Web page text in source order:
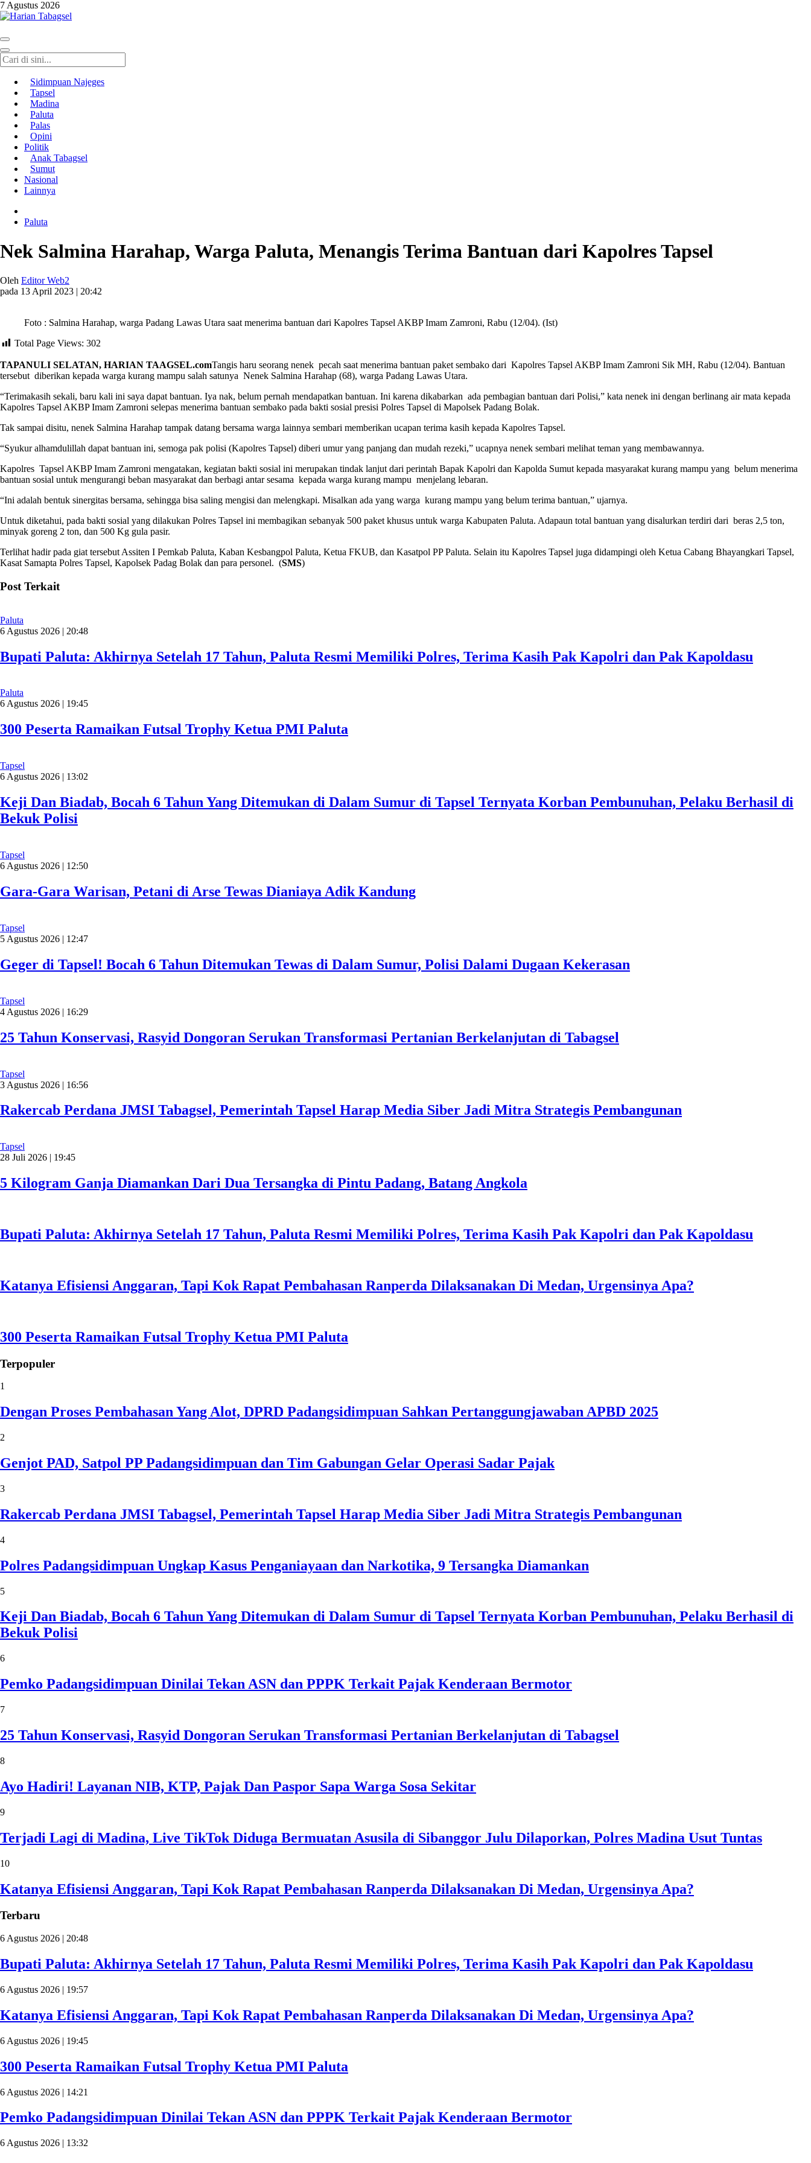
7 Agustus 2026
Sidimpuan Najeges
Tapsel
Madina
Paluta
Palas
Opini
Politik
Anak Tabagsel
Sumut
Nasional
Lainnya
Paluta
Nek Salmina Harahap, Warga Paluta, Menangis Terima Bantuan dari Kapolres Tapsel
Oleh Editor Web2
pada 13 April 2023 | 20:42
Foto : Salmina Harahap, warga Padang Lawas Utara saat menerima bantuan dari Kapolres Tapsel AKBP Imam Zamroni, Rabu (12/04). (Ist)
Total Page Views: 302
TAPANULI SELATAN, HARIAN TAAGSEL.comTangis haru seorang nenek pecah saat menerima bantuan paket sembako dari Kapolres Tapsel AKBP Imam Zamroni Sik MH, Rabu (12/04). Bantuan
tersebut diberikan kepada warga kurang mampu salah satunya Nenek Salmina Harahap (68), warga Padang Lawas Utara.
“Terimakasih sekali, baru kali ini saya dapat bantuan. Iya nak, belum pernah mendapatkan bantuan. Ini karena dikabarkan ada pembagian bantuan dari Polisi,” kata nenek ini dengan berlinang air mata kepada
Kapolres Tapsel AKBP Imam Zamroni selepas menerima bantuan sembako pada bakti sosial presisi Polres Tapsel di Mapolsek Padang Bolak.
Tak sampai disitu, nenek Salmina Harahap tampak datang bersama warga lainnya sembari memberikan ucapan terima kasih kepada Kapolres Tapsel.
“Syukur alhamdulillah dapat bantuan ini, semoga pak polisi (Kapolres Tapsel) diberi umur yang panjang dan mudah rezeki,” ucapnya nenek sembari melihat teman yang membawannya.
Kapolres Tapsel AKBP Imam Zamroni mengatakan, kegiatan bakti sosial ini merupakan tindak lanjut dari perintah Bapak Kapolri dan Kapolda Sumut kepada masyarakat kurang mampu yang belum menerima
bantuan sosial untuk mengurangi beban masyarakat dan berbagi antar sesama kepada warga kurang mampu menjelang lebaran.
“Ini adalah bentuk sinergitas bersama, sehingga bisa saling mengisi dan melengkapi. Misalkan ada yang warga kurang mampu yang belum terima bantuan,” ujarnya.
Untuk diketahui, pada bakti sosial yang dilakukan Polres Tapsel ini membagikan sebanyak 500 paket khusus untuk warga Kabupaten Paluta. Adapaun total bantuan yang disalurkan terdiri dari beras 2,5 ton,
minyak goreng 2 ton, dan 500 Kg gula pasir.
Terlihat hadir pada giat tersebut Assiten I Pemkab Paluta, Kaban Kesbangpol Paluta, Ketua FKUB, dan Kasatpol PP Paluta. Selain itu Kapolres Tapsel juga didampingi oleh Ketua Cabang Bhayangkari Tapsel,
Kasat Samapta Polres Tapsel, Kapolsek Padag Bolak dan para personel. (SMS)
Post Terkait
Paluta
6 Agustus 2026 | 20:48
Bupati Paluta: Akhirnya Setelah 17 Tahun, Paluta Resmi Memiliki Polres, Terima Kasih Pak Kapolri dan Pak Kapoldasu
Paluta
6 Agustus 2026 | 19:45
300 Peserta Ramaikan Futsal Trophy Ketua PMI Paluta
Tapsel
6 Agustus 2026 | 13:02
Keji Dan Biadab, Bocah 6 Tahun Yang Ditemukan di Dalam Sumur di Tapsel Ternyata Korban Pembunuhan, Pelaku Berhasil di
Bekuk Polisi
Tapsel
6 Agustus 2026 | 12:50
Gara-Gara Warisan, Petani di Arse Tewas Dianiaya Adik Kandung
Tapsel
5 Agustus 2026 | 12:47
Geger di Tapsel! Bocah 6 Tahun Ditemukan Tewas di Dalam Sumur, Polisi Dalami Dugaan Kekerasan
Tapsel
4 Agustus 2026 | 16:29
25 Tahun Konservasi, Rasyid Dongoran Serukan Transformasi Pertanian Berkelanjutan di Tabagsel
Tapsel
3 Agustus 2026 | 16:56
Rakercab Perdana JMSI Tabagsel, Pemerintah Tapsel Harap Media Siber Jadi Mitra Strategis Pembangunan
Tapsel
28 Juli 2026 | 19:45
5 Kilogram Ganja Diamankan Dari Dua Tersangka di Pintu Padang, Batang Angkola
Bupati Paluta: Akhirnya Setelah 17 Tahun, Paluta Resmi Memiliki Polres, Terima Kasih Pak Kapolri dan Pak Kapoldasu
Katanya Efisiensi Anggaran, Tapi Kok Rapat Pembahasan Ranperda Dilaksanakan Di Medan, Urgensinya Apa?
300 Peserta Ramaikan Futsal Trophy Ketua PMI Paluta
Terpopuler
1
Dengan Proses Pembahasan Yang Alot, DPRD Padangsidimpuan Sahkan Pertanggungjawaban APBD 2025
2
Genjot PAD, Satpol PP Padangsidimpuan dan Tim Gabungan Gelar Operasi Sadar Pajak
3
Rakercab Perdana JMSI Tabagsel, Pemerintah Tapsel Harap Media Siber Jadi Mitra Strategis Pembangunan
4
Polres Padangsidimpuan Ungkap Kasus Penganiayaan dan Narkotika, 9 Tersangka Diamankan
5
Keji Dan Biadab, Bocah 6 Tahun Yang Ditemukan di Dalam Sumur di Tapsel Ternyata Korban Pembunuhan, Pelaku Berhasil di
Bekuk Polisi
6
Pemko Padangsidimpuan Dinilai Tekan ASN dan PPPK Terkait Pajak Kenderaan Bermotor
7
25 Tahun Konservasi, Rasyid Dongoran Serukan Transformasi Pertanian Berkelanjutan di Tabagsel
8
Ayo Hadiri! Layanan NIB, KTP, Pajak Dan Paspor Sapa Warga Sosa Sekitar
9
Terjadi Lagi di Madina, Live TikTok Diduga Bermuatan Asusila di Sibanggor Julu Dilaporkan, Polres Madina Usut Tuntas
10
Katanya Efisiensi Anggaran, Tapi Kok Rapat Pembahasan Ranperda Dilaksanakan Di Medan, Urgensinya Apa?
Terbaru
6 Agustus 2026 | 20:48
Bupati Paluta: Akhirnya Setelah 17 Tahun, Paluta Resmi Memiliki Polres, Terima Kasih Pak Kapolri dan Pak Kapoldasu
6 Agustus 2026 | 19:57
Katanya Efisiensi Anggaran, Tapi Kok Rapat Pembahasan Ranperda Dilaksanakan Di Medan, Urgensinya Apa?
6 Agustus 2026 | 19:45
300 Peserta Ramaikan Futsal Trophy Ketua PMI Paluta
6 Agustus 2026 | 14:21
Pemko Padangsidimpuan Dinilai Tekan ASN dan PPPK Terkait Pajak Kenderaan Bermotor
6 Agustus 2026 | 13:32